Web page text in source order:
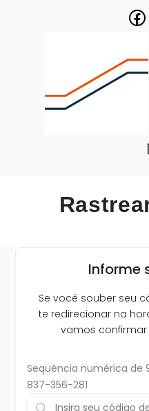
Informe
Se você souber seu
te redirecionar na
vamos
Sequência numérica de
837-356-281